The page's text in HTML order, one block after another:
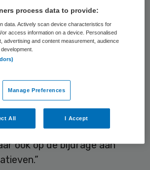
de
uit de zorg is
concludeert Van den Heuvel.
om de zorg
onder meer gedaan door de
in loondienst te nemen
door vergoeding niet meer
op hun aandeel in de
ook op de bijdrage aan
process data to provide:
data. Actively scan device characteristics for
or access information on a device. Personalised
advertising and content measurement, audience
Manage Preferences
All I Accept